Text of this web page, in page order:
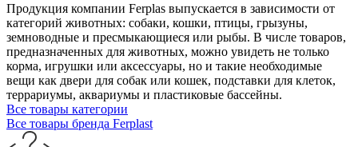
Продукция компании Ferplas выпускается в зависимости от
категорий животных: собаки, кошки, птицы, грызуны,
земноводные и пресмыкающиеся или рыбы. В числе товаров,
предназначенных для животных, можно увидеть не только
корма, игрушки или аксессуары, но и такие необходимые
вещи как двери для собак или кошек, подставки для клеток,
террариумы, аквариумы и пластиковые бассейны.
Все товары категории
Все товары бренда Ferplast